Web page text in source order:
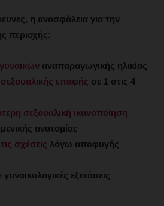
η ανασφάλεια για την
περιοχής:
αναπαραγωγικής ηλικίας
επαφής σε 1 στις 4
σεξουαλική ικανοποίηση
ανατομίας
σχέσεις λόγω αποφυγής
γυναικολογικές εξετάσεις